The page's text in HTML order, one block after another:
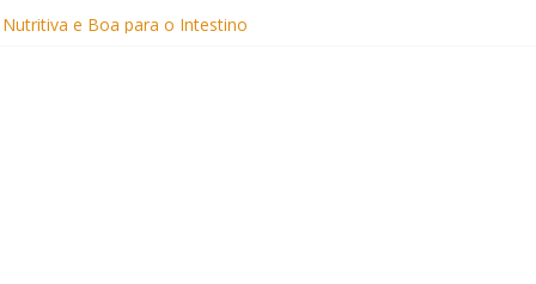
Açúcar e com Leite Vegetal)
Alulose)
(Sem Forno, Fácil e Fofinho)
Uma Receita Prática e Deliciosa